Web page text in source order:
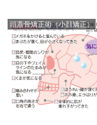
頭蓋骨矯正術（小顔矯正）